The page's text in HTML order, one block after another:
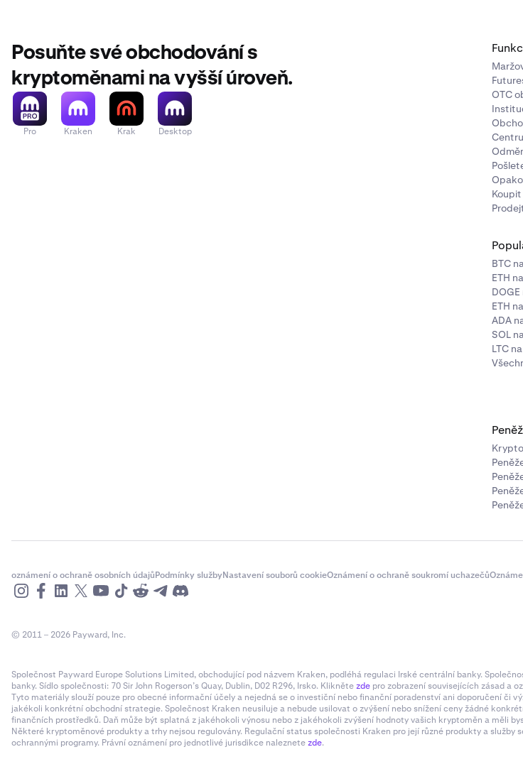
Posuňte své obchodování s
kryptoměnami na vyšší úroveň.
Pro Kraken Krak Desktop
OTC
BTC
ETH
DOGE
ETH
ADA
SOL
LTC
oznámení o ochraně osobních údajůPodmínky službyNastavení souborů cookieOznámení o ochraně soukromí uchazečů
© 2011 – 2026 Payward, Inc.
Společnost Payward Europe Solutions Limited, obchodující pod názvem Kraken, podléhá regulaci Irské centrální banky.
banky. Sídlo společnosti: 70 Sir John Rogerson’s Quay, Dublin, D02 R296, Irsko. Kliknětezde pro zobrazení souvisejících zásad a
Tyto materiály slouží pouze pro obecné informační účely a nejedná se o investiční nebo finanční poradenství ani doporučení či
jakékoli konkrétní obchodní strategie. Společnost Kraken neusiluje a nebude usilovat o zvýšení nebo snížení ceny žádné
finančních prostředků. Daň může být splatná z jakéhokoli výnosu nebo z jakéhokoli zvýšení hodnoty vašich kryptoměn a měli
Některé kryptoměnové produkty a trhy nejsou regulovány. Regulační status společnosti Kraken pro její různé produkty a
ochrannými programy. Právní oznámení pro jednotlivé jurisdikce naleznetezde.